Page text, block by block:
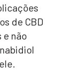
de CBD
não